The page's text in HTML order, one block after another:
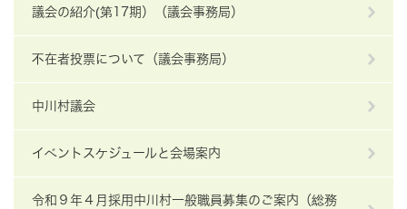
議会の紹介(第17期）（議会事務局）
不在者投票について（議会事務局）
中川村議会
イベントスケジュールと会場案内
令和９年４月採用中川村一般職員募集のご案内（総務